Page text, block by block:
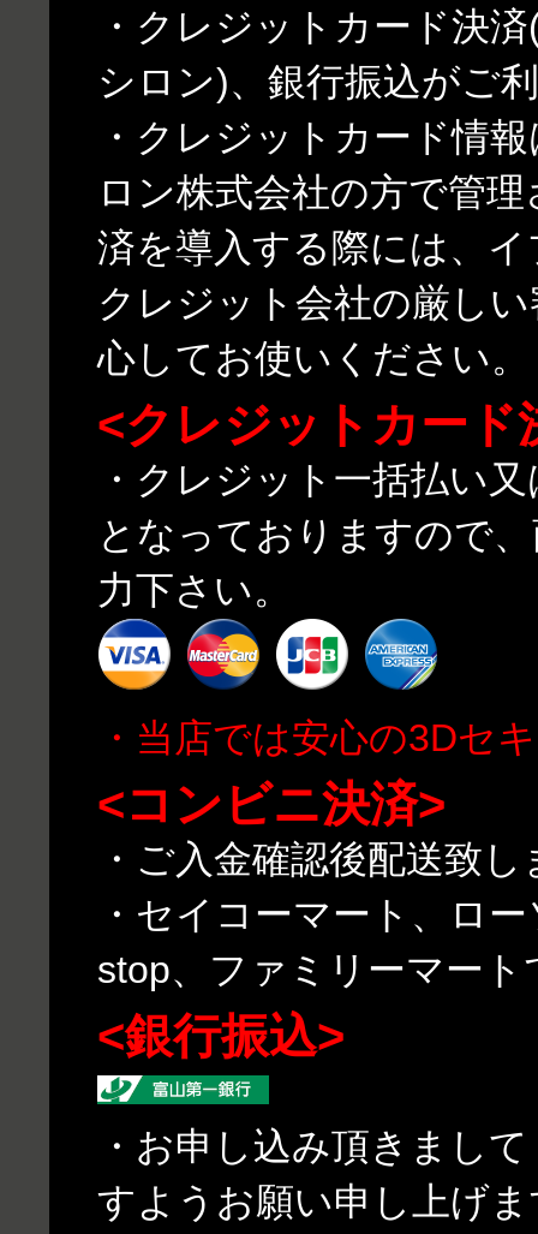
・クレジットカード決
シロン)、銀行振込がご
・クレジットカード情
ロン株式会社の方で管
済を導入する際には、
クレジット会社の厳し
心してお使いください。
<クレジットカード
・クレジット一括払い
となっておりますので
力下さい。
・当店では安心の3Dセ
<コンビニ決済>
・ご入金確認後配送致し
・セイコーマート、ロ
stop、ファミリーマー
<銀行振込>
・お申し込み頂きまし
すようお願い申し上げ